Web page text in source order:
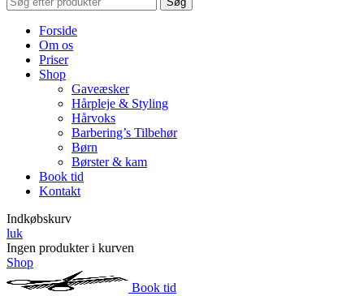
Forside
Om os
Priser
Shop
Gaveæsker
Hårpleje & Styling
Hårvoks
Barbering’s Tilbehør
Børn
Børster & kam
Book tid
Kontakt
Indkøbskurv
luk
Ingen produkter i kurven
Shop
Book tid